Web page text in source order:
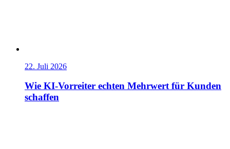
22. Juli 2026
Wie KI-Vorreiter echten Mehrwert für Kunden
schaffen